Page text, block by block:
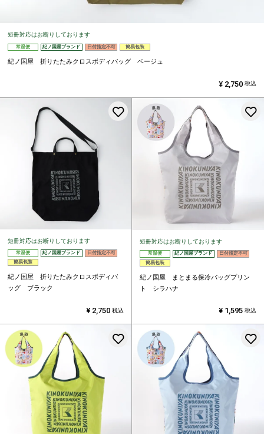
短冊対応はお断りしております
常温便 紀ノ国屋ブランド 日付指定不可 簡易包装
紀ノ国屋 折りたたみクロスボディバッグ ベージュ
¥ 2,750 税込
短冊対応はお断りしております
常温便 紀ノ国屋ブランド
日付指定不可
簡易包装
紀ノ国屋 折りたたみクロスボディバ
ッグ ブラック
お気に入りに登録する
¥ 2,750 税込
短冊対応はお断りしております
常温便 紀ノ国屋ブランド
日付指定不可
簡易包装
紀ノ国屋 まとまる保冷バッグプリン
ト シラハナ
¥ 1,595 税込
お気に入りに登録する